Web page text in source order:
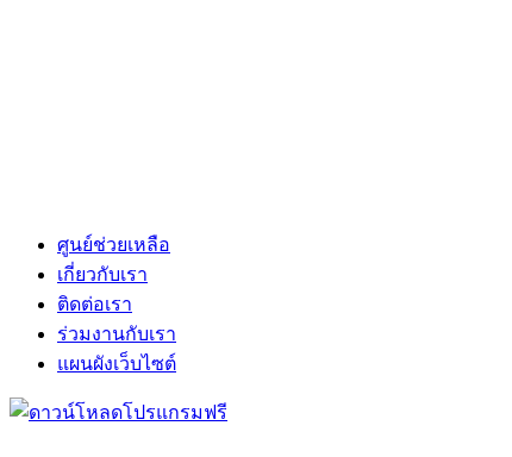
ศูนย์ช่วยเหลือ
เกี่ยวกับเรา
ติดต่อเรา
ร่วมงานกับเรา
แผนผังเว็บไซต์